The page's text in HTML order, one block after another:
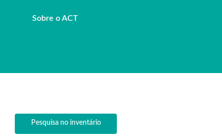
Sobre o ACT
Pesquisa no inventário